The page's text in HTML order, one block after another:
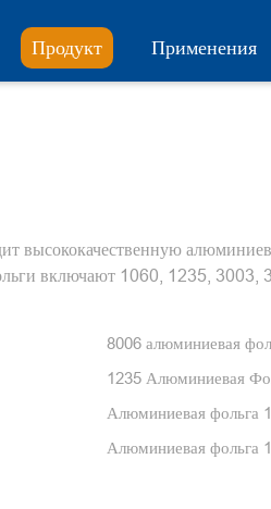
Продукт Применения
высококачественную
включают 1060, 1235,
8006 алюминиевая
1235 Алюминиевая
Алюминиевая фольга
Алюминиевая фольга